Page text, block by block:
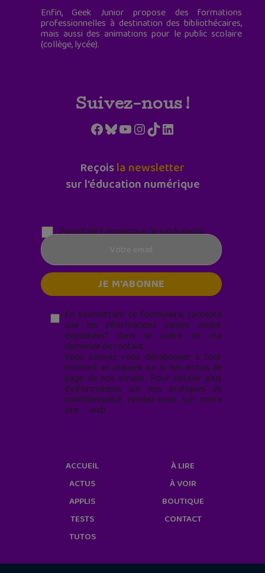
Enfin, Geek Junior propose des formations
professionnelles à destination des bibliothécaires,
mais aussi des animations pour le public scolaire
(collège, lycée).
Suivez-nous !
Facebook
Bluesky
YouTube
Instagram
TikTokLinkedIn
Reçoisla newsletter
sur l'éducation numérique
Parentalité numérique (le lundi matin)
En soumettant ce formulaire, j’accepte
que les informations saisies soient
exploitées* dans le cadre de ma
demande de contact.
Vous pouvez vous désabonner à tout
moment en cliquant sur le lien en bas de
page de nos emails. Pour obtenir plus
d'informations sur nos pratiques de
confidentialité, rendez-vous sur notre
site web
ACCUEIL
ACTUS
APPLIS
TESTS
TUTOS
À LIRE
À VOIR
BOUTIQUE
CONTACT